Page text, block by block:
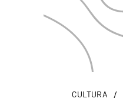
CULTURA /